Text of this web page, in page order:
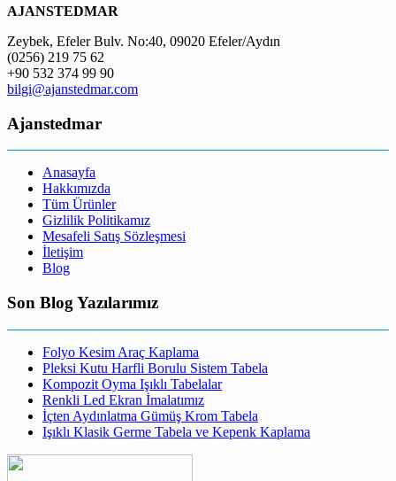
AJANSTEDMAR
Zeybek, Efeler Bulv. No:40, 09020 Efeler/Aydın
(0256) 219 75 62
+90 532 374 99 90
bilgi@ajanstedmar.com
Ajanstedmar
Anasayfa
Hakkımızda
Tüm Ürünler
Gizlilik Politikamız
Mesafeli Satış Sözleşmesi
İletişim
Blog
Son Blog Yazılarımız
Folyo Kesim Araç Kaplama
Pleksi Kutu Harfli Borulu Sistem Tabela
Kompozit Oyma Işıklı Tabelalar
Renkli Led Ekran İmalatımız
İçten Aydınlatma Gümüş Krom Tabela
Işıklı Klasik Germe Tabela ve Kepenk Kaplama